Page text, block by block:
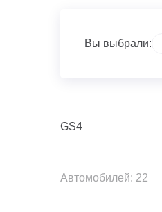
Вы выбрали:
GS4
Автомобилей: 22